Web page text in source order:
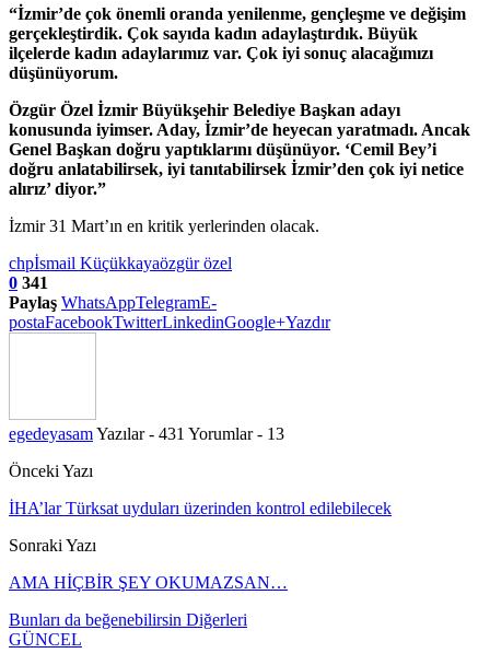
“İzmir’de çok önemli oranda yenilenme, gençleşme ve değişim
gerçekleştirdik. Çok sayıda kadın adaylaştırdık. Büyük
ilçelerde kadın adaylarımız var. Çok iyi sonuç alacağımızı
düşünüyorum.
Özgür Özel İzmir Büyükşehir Belediye Başkan adayı
konusunda iyimser. Aday, İzmir’de heyecan yaratmadı. Ancak
Genel Başkan doğru yaptıklarını düşünüyor. ‘Cemil Bey’i
doğru anlatabilirsek, iyi tanıtabilirsek İzmir’den çok iyi netice
alırız’ diyor.”
İzmir 31 Mart’ın en kritik yerlerinden olacak.
chpİsmail Küçükkayaözgür özel
0 341
Paylaş WhatsAppTelegramE-
postaFacebookTwitterLinkedinGoogle+Yazdır
egedeyasamYazılar - 431 Yorumlar - 13
Önceki Yazı
İHA’lar Türksat uyduları üzerinden kontrol edilebilecek
Sonraki Yazı
AMA HİÇBİR ŞEY OKUMAZSAN…
Bunları da beğenebilirsin Diğerleri
GÜNCEL